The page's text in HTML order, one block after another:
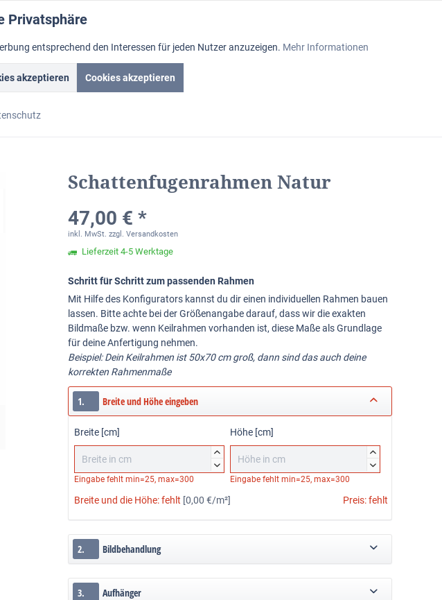
Foto Foto malen lassen Gutscheine
Schattenfugenrahmen Natur
47,00 € *
inkl. MwSt. zzgl. Versandkosten
Lieferzeit 4-5 Werktage
Schritt für Schritt zum passenden Rahmen
Mit Hilfe des Konfigurators kannst du dir einen individuellen Rahmen bauen
lassen. Bitte achte bei der Größenangabe darauf, dass wir die exakten
Bildmaße bzw. wenn Keilrahmen vorhanden ist, diese Maße als Grundlage
für deine Anfertigung nehmen.
Beispiel: Dein Keilrahmen ist 50x70 cm groß, dann sind das auch deine
korrekten Rahmenmaße
1. Breite und Höhe eingeben
Breite [cm]


Höhe [cm]


Eingabe fehlt min=25, max=300 Eingabe fehlt min=25, max=300
Breite und die Höhe:fehlt [0,00 €/m²] Preis:fehlt
2. Bildbehandlung
3. Aufhänger
Inaktiv
Privatsphäre
entsprechend den Interessen für jeden Nutzer anzuzeigen. Mehr Informationen
akzeptieren Cookies akzeptieren